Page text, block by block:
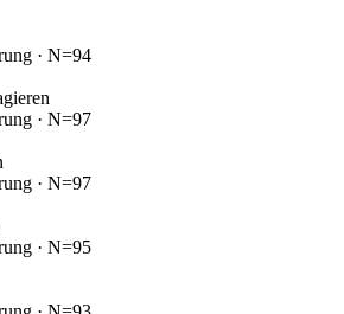
· N=94
· N=97
· N=97
· N=95